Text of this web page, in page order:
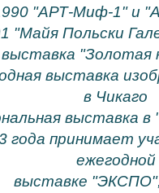
"АРТ-Миф-1" и
"Майя Польски
"Золотая
выставка
в Чикаго
выставка
года принимает
ежегодной
выставке